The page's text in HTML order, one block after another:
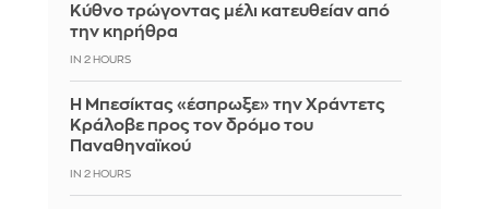
Κύθνο τρώγοντας μέλι κατευθείαν από
την κηρήθρα
IN 2 HOURS
Η Μπεσίκτας «έσπρωξε» την Χράντετς
Κράλοβε προς τον δρόμο του
Παναθηναϊκού
IN 2 HOURS